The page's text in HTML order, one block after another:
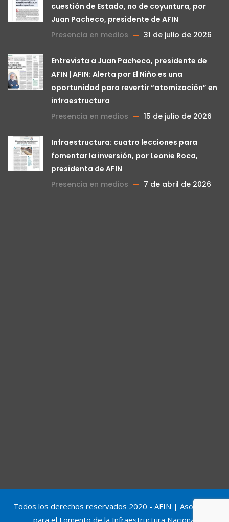
cuestión de Estado, no de coyuntura, por
Juan Pacheco, presidente de AFIN
Presencia en medios
31 de julio de 2026
Entrevista a Juan Pacheco, presidente de
AFIN | AFIN: Alerta por El Niño es una
oportunidad para revertir “atomización” en
infraestructura
Presencia en medios
15 de julio de 2026
Infraestructura: cuatro lecciones para
fomentar la inversión, por Leonie Roca,
presidenta de AFIN
Presencia en medios
7 de abril de 2026
Todos los derechos reservados 2020 - AFIN | Asociación
para el Fomento de la Infraestructura Nacional